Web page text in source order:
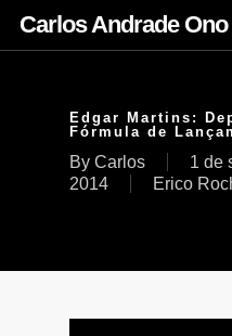
Carlos Andrade Ono
Edgar Martins:
Fórmula de
By Carlos
1 de
2014
Erico